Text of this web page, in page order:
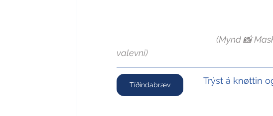
(Mynd 📸
valevni)
Tíðindabræv Trýst á knøttin